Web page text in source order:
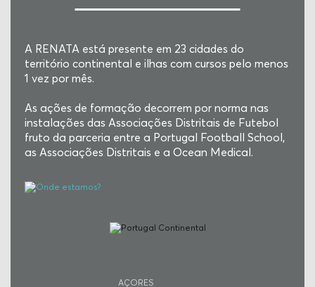
A RENATA está presente em 23 cidades do
território continental e ilhas com cursos pelo menos
1 vez por mês.
As ações de formação decorrem por norma nas
instalações das Associações Distritais de Futebol
fruto da parceria entre a Portugal Football School,
as Associações Distritais e a Ocean Medical.
AÇORES